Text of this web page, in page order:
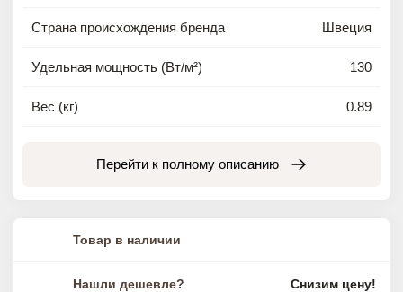
Страна происхождения бренда Швеция
Удельная мощность (Вт/м²) 130
Вес (кг) 0.89
Перейти к полному описанию
Товар в наличии
Нашли дешевле? Снизим цену!